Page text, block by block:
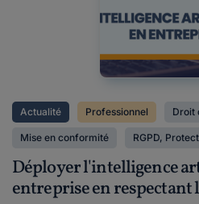
Actualité Professionnel Droit
Mise en conformité RGPD,
Déployer l'intelligence
entreprise en respectant